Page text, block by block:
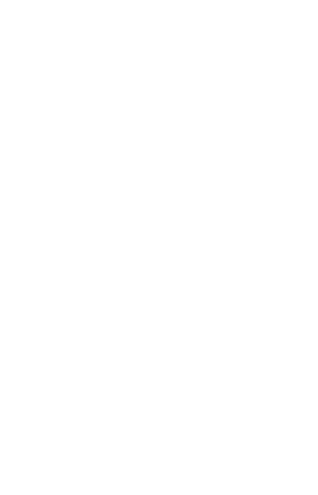
va fi achitata de catre client la receptia